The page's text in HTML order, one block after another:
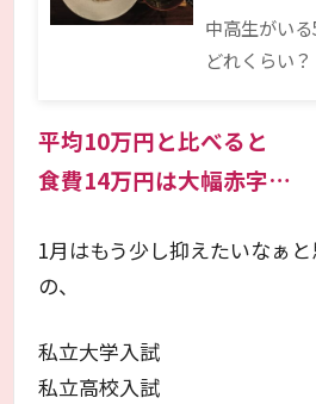
中高生がい
どれくらい
平均10万円と比べると
食費14万円は大幅赤字…
1月はもう少し抑えたいなぁ
の、
私立大学入試
私立高校入試